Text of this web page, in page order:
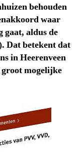
behouden
waar
gaat, aldus de
Dat betekent dat
in Heerenveen
mogelijke